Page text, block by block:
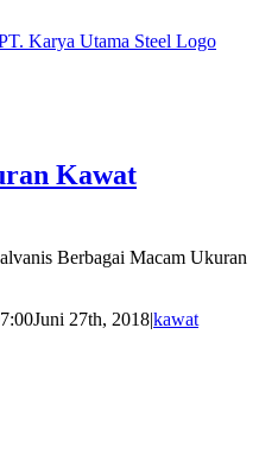
Kawat
Berbagai Macam Ukuran
Juni 27th, 2018|kawat